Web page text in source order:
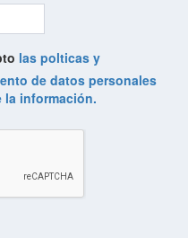
las polticas y
de datos personales
la información.